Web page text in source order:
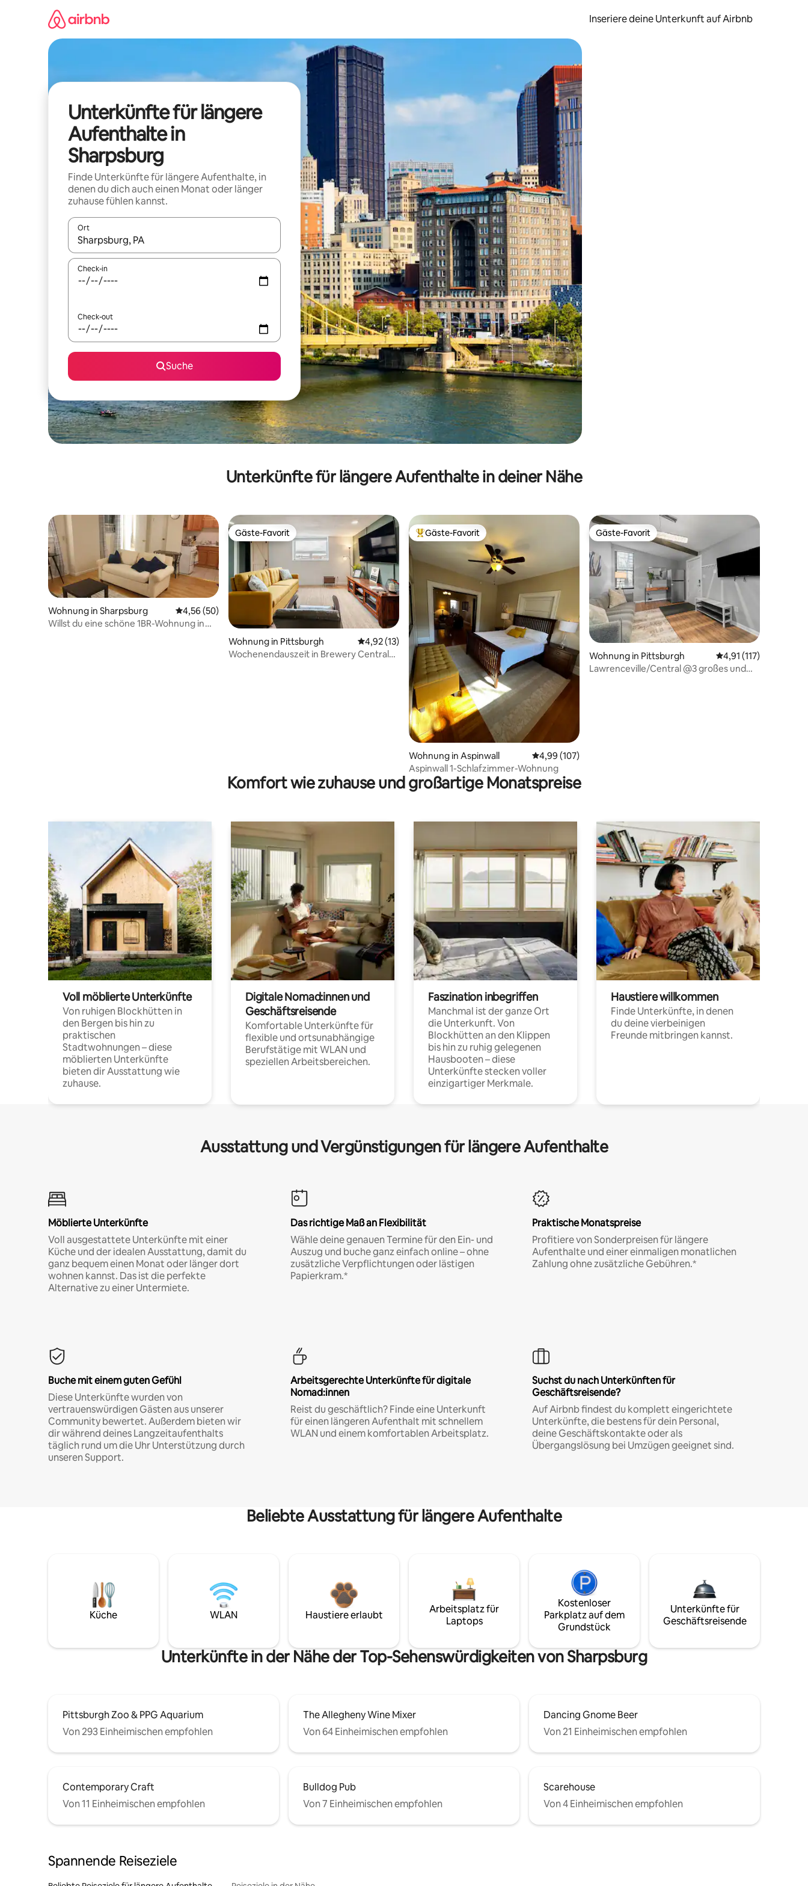
Inseriere deine Unterkunft auf Airbnb
Unterkünfte für längere
Aufenthalte in
Sharpsburg
Finde Unterkünfte für längere Aufenthalte, in
denen du dich auch einen Monat oder länger
zuhause fühlen kannst.
Ort
Wenn Ergebnisse verfügbar sind, navigiere mit den Pfeiltasten nach oben und unten oder erkunde die Ergebnisse durch Berühren oder Wischgesten.
Check-in
Check-out
Suche
Unterkünfte für längere Aufenthalte in deiner Nähe
Wohnung in Sharpsburg Durchschnittliche Bewertung: 4,56 von 5, 50 Bewertungen
4,56 (50)
Willst du eine schöne 1BR-Wohnung in
Gäste-Favorit
Gäste-Favorit
Wohnung in Pittsburgh Durchschnittliche Bewertung: 4,92 von 5, 13 Bewertungen
4,92 (13)
Wochenendauszeit in Brewery Central
Beliebter Gäste-Favorit.
Gäste-Favorit
Wohnung in Aspinwall Durchschnittliche Bewertung: 4,99 von 5, 107 Bewertungen
4,99 (107)
Aspinwall 1-Schlafzimmer-Wohnung
Gäste-Favorit
Gäste-Favorit
Wohnung in Pittsburgh Durchschnittliche
4,91 (117)
Lawrenceville/Central @3 großes und
Komfort wie zuhause und großartige Monatspreise
Voll möblierte Unterkünfte
Von ruhigen Blockhütten in
den Bergen bis hin zu
praktischen
Stadtwohnungen – diese
möblierten Unterkünfte
bieten dir Ausstattung wie
zuhause.
Digitale Nomad:innen und
Geschäftsreisende
Komfortable Unterkünfte für
flexible und ortsunabhängige
Berufstätige mit WLAN und
speziellen Arbeitsbereichen.
Faszination inbegriffen
Manchmal ist der ganze Ort
die Unterkunft. Von
Blockhütten an den Klippen
bis hin zu ruhig gelegenen
Hausbooten – diese
Unterkünfte stecken voller
einzigartiger Merkmale.
Haustiere willkommen
Finde Unterkünfte, in denen
du deine vierbeinigen
Freunde mitbringen kannst.
Ausstattung und Vergünstigungen für längere Aufenthalte
Möblierte Unterkünfte
Voll ausgestattete Unterkünfte mit einer
Küche und der idealen Ausstattung, damit du
ganz bequem einen Monat oder länger dort
wohnen kannst. Das ist die perfekte
Alternative zu einer Untermiete.
Das richtige Maß an Flexibilität
Wähle deine genauen Termine für den Ein- und
Auszug und buche ganz einfach online – ohne
zusätzliche Verpflichtungen oder lästigen
Papierkram.*
Praktische Monatspreise
Profitiere von Sonderpreisen für längere
Aufenthalte und einer einmaligen monatlichen
Zahlung ohne zusätzliche Gebühren.*
Buche mit einem guten Gefühl
Diese Unterkünfte wurden von
vertrauenswürdigen Gästen aus unserer
Community bewertet. Außerdem bieten wir
dir während deines Langzeitaufenthalts
täglich rund um die Uhr Unterstützung durch
unseren Support.
Arbeitsgerechte Unterkünfte für digitale
Nomad:innen
Reist du geschäftlich? Finde eine Unterkunft
für einen längeren Aufenthalt mit schnellem
WLAN und einem komfortablen Arbeitsplatz.
Suchst du nach Unterkünften für
Geschäftsreisende?
Auf Airbnb findest du komplett eingerichtete
Unterkünfte, die bestens für dein Personal,
deine Geschäftskontakte oder als
Übergangslösung bei Umzügen geeignet sind.
Beliebte Ausstattung für längere Aufenthalte
Küche WLAN Haustiere erlaubt
Arbeitsplatz für
Laptops
Kostenloser
Parkplatz auf dem
Grundstück
Unterkünfte für
Geschäftsreisende
Unterkünfte in der Nähe der Top-Sehenswürdigkeiten von Sharpsburg
Pittsburgh Zoo & PPG Aquarium
Von 293 Einheimischen empfohlen
The Allegheny Wine Mixer
Von 64 Einheimischen empfohlen
Dancing Gnome Beer
Von 21 Einheimischen empfohlen
Contemporary Craft
Von 11 Einheimischen empfohlen
Bulldog Pub
Von 7 Einheimischen empfohlen
Scarehouse
Von 4 Einheimischen empfohlen
Spannende Reiseziele